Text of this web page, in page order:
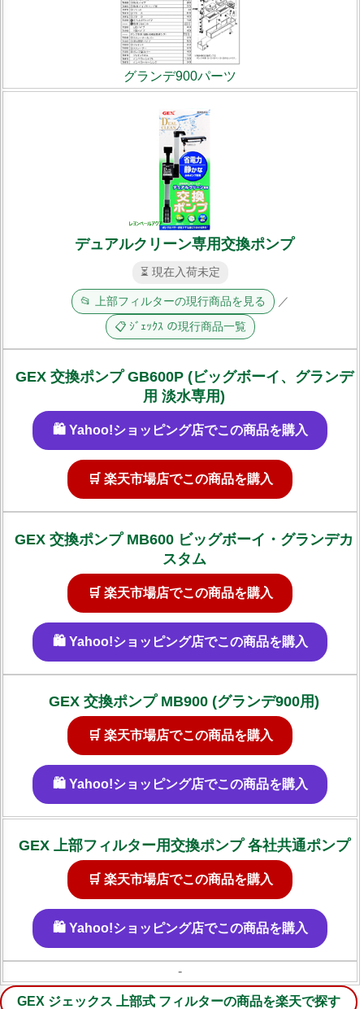
グランデ900パーツ
デュアルクリーン専用交換ポンプ
⏳ 現在入荷未定
📂 上部フィルターの現行商品を見る ／
📋 ｼﾞｪｯｸｽ の現行商品一覧
GEX 交換ポンプ GB600P (ビッグボーイ、グランデ
用 淡水専用)
🛍️ Yahoo!ショッピング店でこの商品を購入
🛒 楽天市場店でこの商品を購入
GEX 交換ポンプ MB600 ビッグボーイ・グランデカ
スタム
🛒 楽天市場店でこの商品を購入
🛍️ Yahoo!ショッピング店でこの商品を購入
GEX 交換ポンプ MB900 (グランデ900用)
🛒 楽天市場店でこの商品を購入
🛍️ Yahoo!ショッピング店でこの商品を購入
GEX 上部フィルター用交換ポンプ 各社共通ポンプ
🛒 楽天市場店でこの商品を購入
🛍️ Yahoo!ショッピング店でこの商品を購入
-
GEX ジェックス 上部式 フィルターの商品を楽天で探す